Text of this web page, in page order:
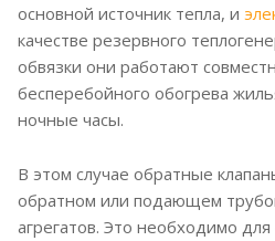
основной источник тепла, и
качестве резервного
обвязки они работают
бесперебойного обогрева
ночные часы.
В этом случае обратные
обратном или подающем
агрегатов. Это необходимо